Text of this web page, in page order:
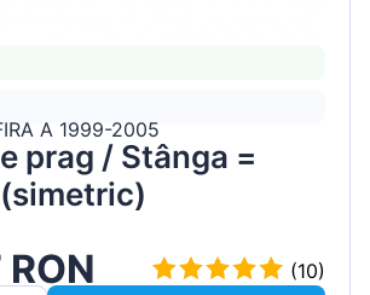
A 1999-2005
prag / Stânga =
(10)